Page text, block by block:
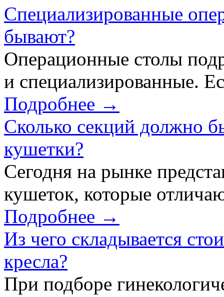
Специализированные
бывают?
Операционные столы
и специализированные.
Подробнее →
Сколько секций должно
кушетки?
Сегодня на рынке
кушеток, которые
Подробнее →
Из чего складывается
кресла?
При подборе